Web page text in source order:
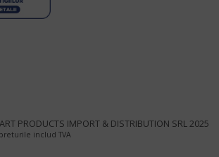
PRODUCTS IMPORT & DISTRIBUTION SRL 2025
includ TVA